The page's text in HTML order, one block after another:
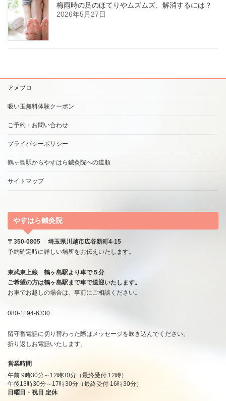
梅雨時の足のほてりやムズムズ、解消するには？
2026年5月27日
アメブロ
吸い玉無料体験クーポン
ご予約・お問い合わせ
プライバシーポリシー
鶴ヶ島駅からやすはら鍼灸院への道順
サイトマップ
やすはら鍼灸院
〒350-0805 埼玉県川越市広谷新町4-15
予約確定時に詳しい場所をお伝えいたします。
東武東上線 鶴ヶ島駅より車で５分
ご希望の方は鶴ヶ島駅まで車で送迎いたします。
お車でお越しの場合は、事前にご相談ください。
080-1194-6330
留守番電話に切り替わった際はメッセージを吹き込んでください。
折り返しお電話いたします。
営業時間
午前 9時30分～12時30分（最終受付 12時）
午後13時30分～17時30分（最終受付 16時30分）
日曜日・祝日 定休